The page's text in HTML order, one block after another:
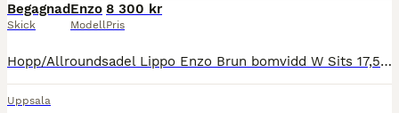
Begagnad
Skick
Enzo
Modell
8 300 kr
Pris
Hopp/Allroundsadel Lippo Enzo Brun bomvidd W Sits 17,5 årsmodell 2019 Flerbilder på www.liqusini.se Pris är ink frakt
Uppsala